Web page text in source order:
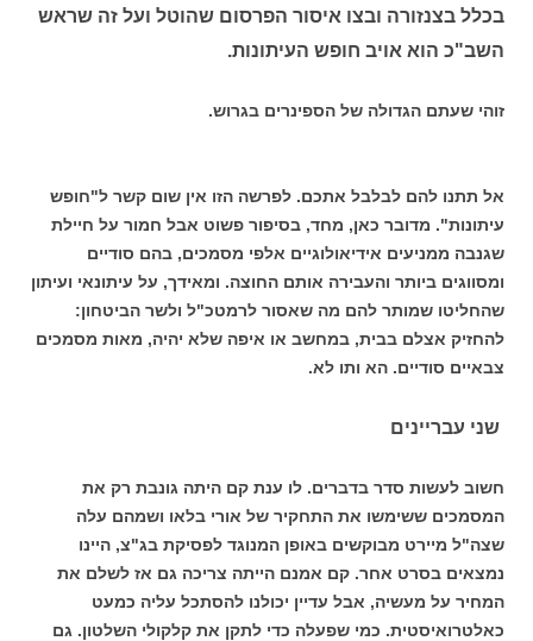
בכלל בצנזורה ובצו איסור הפרסום שהוטל ועל זה שראש
השב"כ הוא אויב חופש העיתונות.
זוהי שעתם הגדולה של הספינרים בגרוש.
אל תתנו להם לבלבל אתכם. לפרשה הזו אין שום קשר ל"חופש
עיתונות". מדובר כאן, מחד, בסיפור פשוט אבל חמור על חיילת
שגנבה ממניעים אידיאולוגיים אלפי מסמכים, בהם סודיים
ומסווגים ביותר והעבירה אותם החוצה. ומאידך, על עיתונאי ועיתון
שהחליטו שמותר להם מה שאסור לרמטכ"ל ולשר הביטחון:
להחזיק אצלם בבית, במחשב או איפה שלא יהיה, מאות מסמכים
צבאיים סודיים. הא ותו לא.
שני עבריינים
חשוב לעשות סדר בדברים. לו ענת קם היתה גונבת רק את
המסמכים ששימשו את התחקיר של אורי בלאו ושמהם עלה
שצה"ל מיירט מבוקשים באופן המנוגד לפסיקת בג"צ, היינו
נמצאים בסרט אחר. קם אמנם הייתה צריכה גם אז לשלם את
המחיר על מעשיה, אבל עדיין יכולנו להסתכל עליה כמעט
כאלטרואיסטית. כמי שפעלה כדי לתקן את קלקולי השלטון. גם